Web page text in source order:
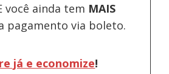
você ainda tem MAIS
pagamento via boleto.
já e economize!